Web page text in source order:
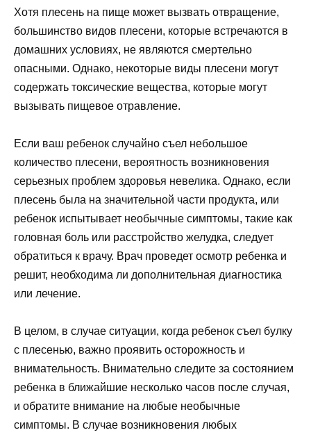
Хотя плесень на пище может вызвать отвращение,
большинство видов плесени, которые встречаются в
домашних условиях, не являются смертельно
опасными. Однако, некоторые виды плесени могут
содержать токсические вещества, которые могут
вызывать пищевое отравление.
Если ваш ребенок случайно съел небольшое
количество плесени, вероятность возникновения
серьезных проблем здоровья невелика. Однако, если
плесень была на значительной части продукта, или
ребенок испытывает необычные симптомы, такие как
головная боль или расстройство желудка, следует
обратиться к врачу. Врач проведет осмотр ребенка и
решит, необходима ли дополнительная диагностика
или лечение.
В целом, в случае ситуации, когда ребенок съел булку
с плесенью, важно проявить осторожность и
внимательность. Внимательно следите за состоянием
ребенка в ближайшие несколько часов после случая,
и обратите внимание на любые необычные
симптомы. В случае возникновения любых